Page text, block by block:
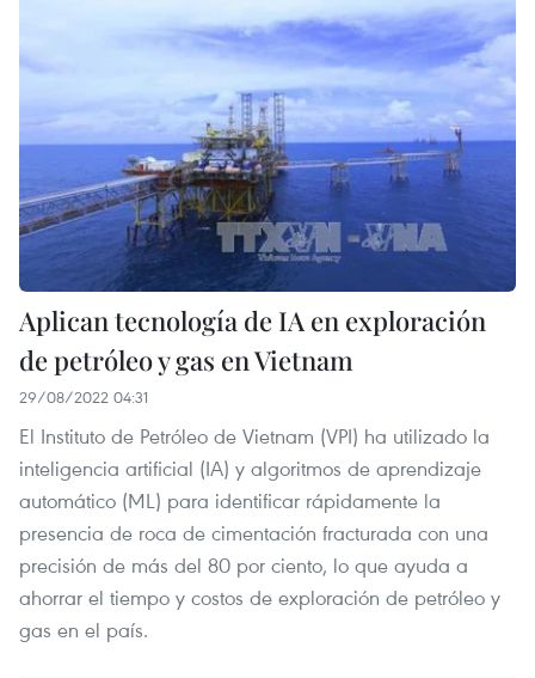
Aplican tecnología de IA en exploración
de petróleo y gas en Vietnam
29/08/2022 04:31
El Instituto de Petróleo de Vietnam (VPI) ha utilizado la
inteligencia artificial (IA) y algoritmos de aprendizaje
automático (ML) para identificar rápidamente la
presencia de roca de cimentación fracturada con una
precisión de más del 80 por ciento, lo que ayuda a
ahorrar el tiempo y costos de exploración de petróleo y
gas en el país.